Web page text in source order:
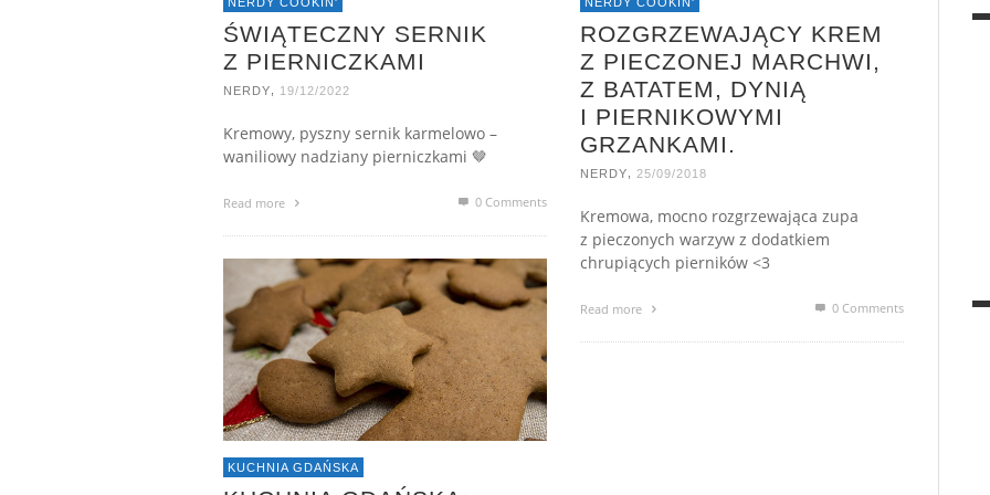
ŚWIĄTECZNY SERNIK
Z PIERNICZKAMI
NERDY 19/12/2022
Kremowy, pyszny sernik karmelowo –
waniliowy nadziany pierniczkami 🤎
Read more 0 Comments
ROZGRZEWAJĄCY KREM
Z PIECZONEJ MARCHWI,
Z BATATEM, DYNIĄ
I PIERNIKOWYMI
GRZANKAMI.
NERDY 25/09/2018
Kremowa, mocno rozgrzewająca zupa
z pieczonych warzyw z dodatkiem
chrupiących pierników <3
Read more 0 Comments
KUCHNIA GDAŃSKA